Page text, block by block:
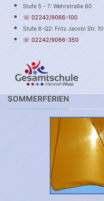
Stufe 5 - 7: Wehrstraße 80
☏ 02242/9066-100
Stufe 8-Q2: Fritz Jacobi Str. 10
☏ 02242/9066-350
SOMMERFERIEN